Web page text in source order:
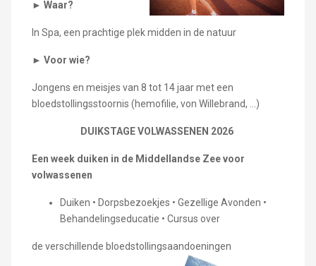
► Waar?
In Spa, een prachtige plek midden in de natuur
► Voor wie?
Jongens en meisjes van 8 tot 14 jaar met een
bloedstollingsstoornis (hemofilie, von Willebrand, ...)
DUIKSTAGE VOLWASSENEN 2026
Een week duiken in de Middellandse Zee voor
volwassenen
Duiken • Dorpsbezoekjes • Gezellige Avonden •
Behandelingseducatie • Cursus over
de verschillende bloedstollingsaandoeningen